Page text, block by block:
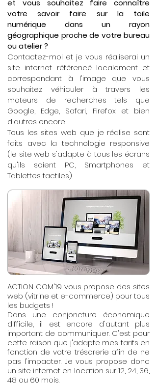
et vous souhaitez faire connaître
votre savoir faire sur la toile
numérique dans un rayon
géographique proche de votre bureau
ou atelier ?
Contactez-moi et je vous réaliserai un
site internet référencé localement et
correspondant à l'image que vous
souhaitez véhiculer à travers les
moteurs de recherches tels que
Google, Edge, Safari, Firefox et bien
d'autres encore.
Tous les sites web que je réalise sont
faits avec la technologie responsive
(le site web s'adapte à tous les écrans
qu'ils soient PC, Smartphones et
Tablettes tactiles).
ACTION COM'19 vous propose des sites
web (vitrine et e-commerce) pour tous
les budgets !
Dans une conjoncture économique
difficile, il est encore d'autant plus
important de communiquer. C'est pour
cette raison que j'adapte mes tarifs en
fonction de votre trésorerie afin de ne
pas l'impacter. Je vous propose donc
un site internet en location sur 12, 24, 36,
48 ou 60 mois.